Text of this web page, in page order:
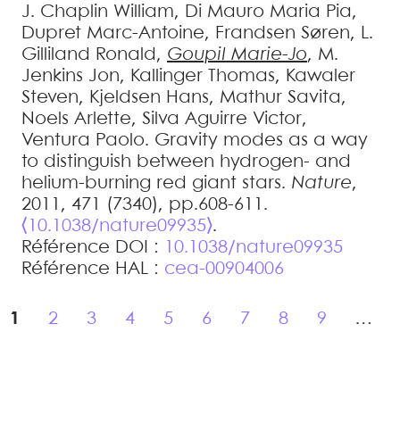
J. Chaplin William, Di Mauro Maria Pia,
Dupret Marc-Antoine, Frandsen Søren, L.
Gilliland
Ronald , Goupil Marie-Jo, M.
Jenkins Jon, Kallinger Thomas, Kawaler
Steven, Kjeldsen Hans, Mathur Savita,
Noels Arlette, Silva Aguirre Victor,
Ventura Paolo. Gravity modes as a way
to distinguish between hydrogen- and
helium-burning red giant stars. Nature,
2011, 471 (7340), pp.608-611.
⟨10.1038/nature09935⟩.
Référence DOI :
10.1038/nature09935
Référence HAL : cea-00904006
1 2 3 4 5 6 7 8 9 …